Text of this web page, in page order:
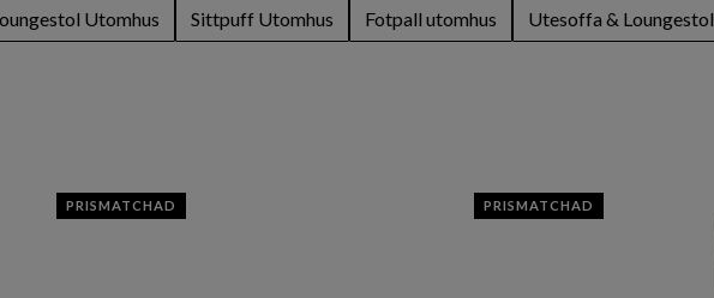
Utomhus Sittpuff Utomhus Fotpall utomhus Utesoffa & Loungestol
PRISMATCHAD PRISMATCHAD